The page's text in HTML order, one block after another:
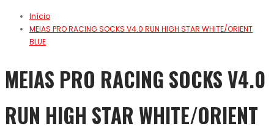
Início
MEIAS PRO RACING SOCKS V4.0 RUN HIGH STAR WHITE/ORIENT
BLUE
MEIAS PRO RACING SOCKS V4.0
RUN HIGH STAR WHITE/ORIENT